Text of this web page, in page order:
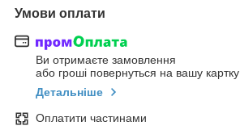
Умови оплати
Ви отримаєте замовлення
або гроші повернуться на вашу картку
Детальніше
Оплатити частинами